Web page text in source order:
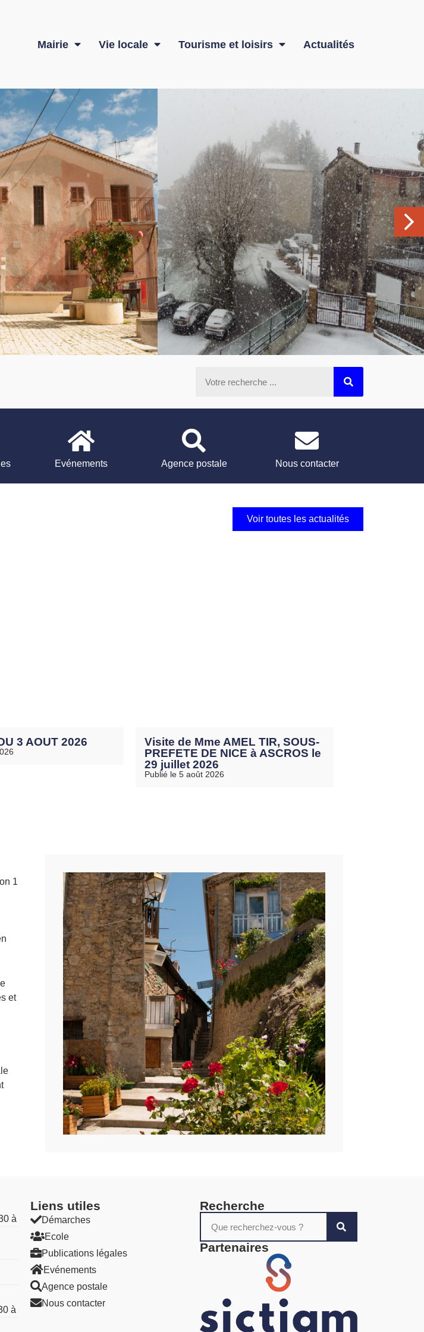
Mairie Vie locale Tourisme et loisirs Actualités
Evénements Agence postale Nous contacter
Voir toutes les actualités
3 AOUT 2026
Visite de Mme AMEL TIR, SOUS-
PREFETE DE NICE à ASCROS le
29 juillet 2026
Publié le 5 août 2026
1
et
à
à
Liens utiles​
Démarches
Ecole
Publications légales
Evénements
Agence postale
Nous contacter
Recherche
Partenaires